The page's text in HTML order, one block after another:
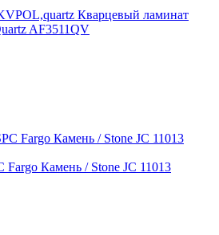
Кварцевый ламинат
AF3511QV
Камень / Stone JC 11013